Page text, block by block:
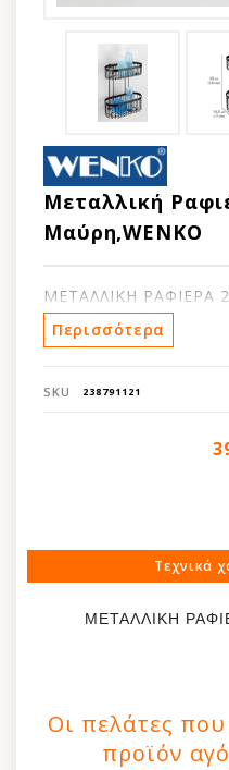
Μεταλλική
Μαύρη,WENKO
ΜΕΤΑΛΛΙΚΗ ΡΑΦΙΕΡΑ
Περισσότερα
SKU 238791121
Τεχνικά
ΜΕΤΑΛΛΙΚΗ
Οι πελάτες
προϊόν